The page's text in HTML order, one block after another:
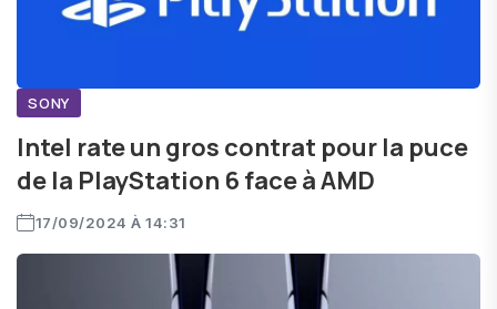
SONY
Intel rate un gros contrat pour la puce
de la PlayStation 6 face à AMD
17/09/2024 À 14:31